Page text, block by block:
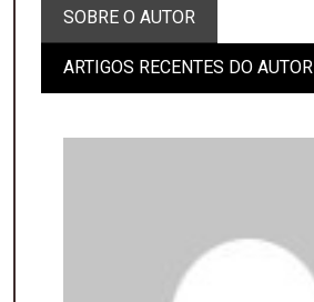
SOBRE O AUTOR
ARTIGOS RECENTES DO AUTOR